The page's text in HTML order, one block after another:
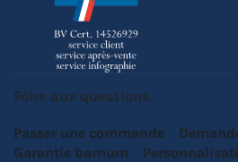
Foire aux questions
Passer une commande
Garantie barnum